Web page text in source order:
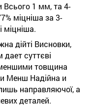
Всього 1 мм, та 4-
міцніша за 3-
міцніша.
дійті Висновки,
дает суттєві
товщина
Менш Надійна и
направляючої, а
деталей.